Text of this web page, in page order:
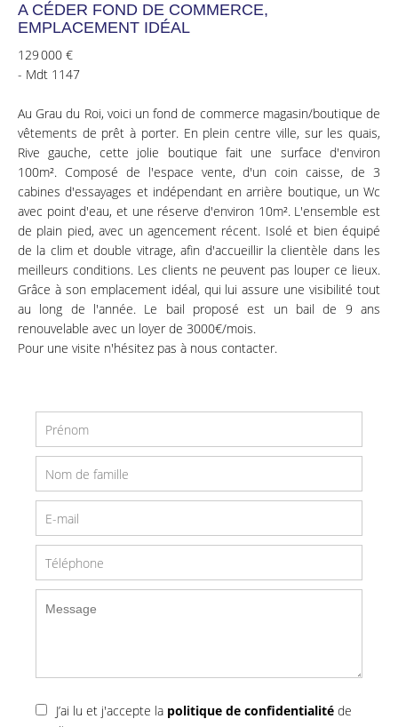
A CÉDER FOND DE COMMERCE,
EMPLACEMENT IDÉAL
129 000 €
- Mdt 1147
Au Grau du Roi, voici un fond de commerce magasin/boutique de
vêtements de prêt à porter. En plein centre ville, sur les quais,
Rive gauche, cette jolie boutique fait une surface d'environ
100m². Composé de l'espace vente, d'un coin caisse, de 3
cabines d'essayages et indépendant en arrière boutique, un Wc
avec point d'eau, et une réserve d'environ 10m². L'ensemble est
de plain pied, avec un agencement récent. Isolé et bien équipé
de la clim et double vitrage, afin d'accueillir la clientèle dans les
meilleurs conditions. Les clients ne peuvent pas louper ce lieux.
Grâce à son emplacement idéal, qui lui assure une visibilité tout
au long de l'année. Le bail proposé est un bail de 9 ans
renouvelable avec un loyer de 3000€/mois.
Pour une visite n'hésitez pas à nous contacter.
J’ai lu et j'accepte la politique de confidentialité de